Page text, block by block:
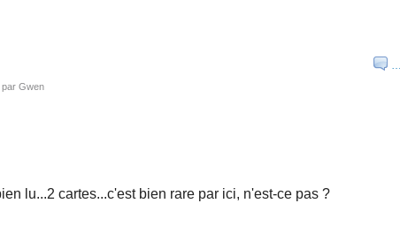
…
par Gwen
lu...2 cartes...c'est bien rare par ici, n'est-ce pas ?